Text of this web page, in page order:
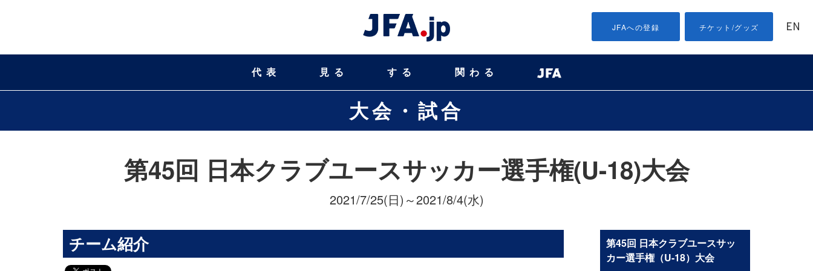
JFAへの登録 チケット/グッズ EN
代表 見る する 関わる
大会・試合
第45回 日本クラブユースサッカー選手権(U-18)大会
2021/7/25(日)～2021/8/4(水)
チーム紹介
第45回 日本クラブユースサッ
カー選手権（U-18）大会